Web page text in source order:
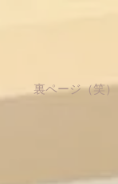
裏ページ（笑）